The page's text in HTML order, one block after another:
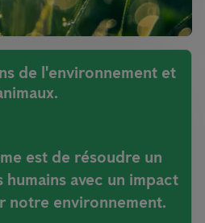
de l'environnement et
est de résoudre un
avec un impact
notre environnement.